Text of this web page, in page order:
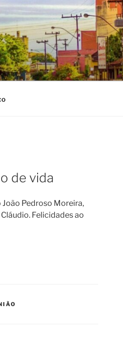
de vida
Pedroso Moreira,
Felicidades ao